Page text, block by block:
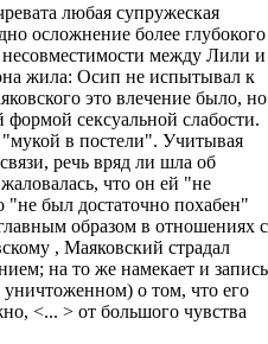
любая супружеская
осложнение более глубокого
несовместимости между Лили и
жила: Осип не испытывал к
это влечение было, но
сексуальной слабости.
в постели". Учитывая
речь вряд ли шла об
что он ей "не
"не был достаточно похабен"
образом в отношениях с
, Маяковский страдал
на то же намекает и запись
о том, что его
<... > от большого чувства